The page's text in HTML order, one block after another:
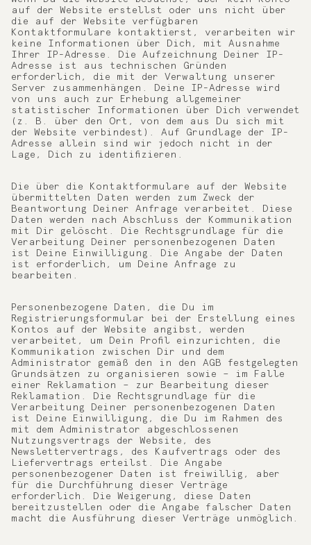
auf der Website erstellst oder uns nicht über
die auf der Website verfügbaren
Kontaktformulare kontaktierst, verarbeiten wir
keine Informationen über Dich, mit Ausnahme
Ihrer IP-Adresse. Die Aufzeichnung Deiner IP-
Adresse ist aus technischen Gründen
erforderlich, die mit der Verwaltung unserer
Server zusammenhängen. Deine IP-Adresse wird
von uns auch zur Erhebung allgemeiner
statistischer Informationen über Dich verwendet
(z. B. über den Ort, von dem aus Du sich mit
der Website verbindest). Auf Grundlage der IP-
Adresse allein sind wir jedoch nicht in der
Lage, Dich zu identifizieren.
Die über die Kontaktformulare auf der Website
übermittelten Daten werden zum Zweck der
Beantwortung Deiner Anfrage verarbeitet. Diese
Daten werden nach Abschluss der Kommunikation
mit Dir gelöscht. Die Rechtsgrundlage für die
Verarbeitung Deiner personenbezogenen Daten
ist Deine Einwilligung. Die Angabe der Daten
ist erforderlich, um Deine Anfrage zu
bearbeiten.
Personenbezogene Daten, die Du im
Registrierungsformular bei der Erstellung eines
Kontos auf der Website angibst, werden
verarbeitet, um Dein Profil einzurichten, die
Kommunikation zwischen Dir und dem
Administrator gemäß den in den AGB festgelegten
Grundsätzen zu organisieren sowie – im Falle
einer Reklamation – zur Bearbeitung dieser
Reklamation. Die Rechtsgrundlage für die
Verarbeitung Deiner personenbezogenen Daten
ist Deine Einwilligung, die Du im Rahmen des
mit dem Administrator abgeschlossenen
Nutzungsvertrags der Website, des
Newslettervertrags, des Kaufvertrags oder des
Liefervertrags erteilst. Die Angabe
personenbezogener Daten ist freiwillig, aber
für die Durchführung dieser Verträge
erforderlich. Die Weigerung, diese Daten
bereitzustellen oder die Angabe falscher Daten
macht die Ausführung dieser Verträge unmöglich.